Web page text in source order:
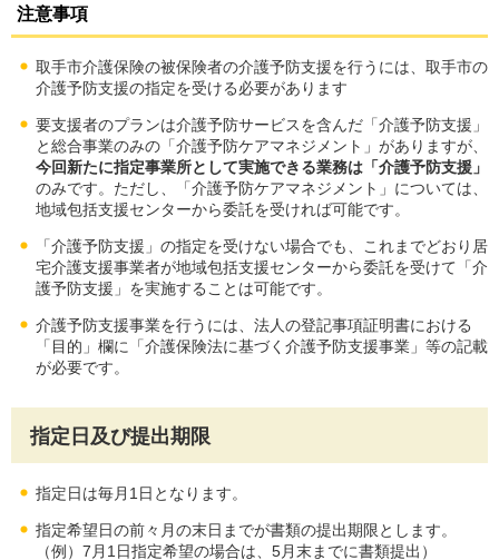
注意事項
取手市介護保険の被保険者の介護予防支援を行うには、取手市の
介護予防支援の指定を受ける必要があります
要支援者のプランは介護予防サービスを含んだ「介護予防支援」
と総合事業のみの「介護予防ケアマネジメント」がありますが、
今回新たに指定事業所として実施できる業務は「介護予防支援」
のみです。ただし、「介護予防ケアマネジメント」については、
地域包括支援センターから委託を受ければ可能です。
「介護予防支援」の指定を受けない場合でも、これまでどおり居
宅介護支援事業者が地域包括支援センターから委託を受けて「介
護予防支援」を実施することは可能です。
介護予防支援事業を行うには、法人の登記事項証明書における
「目的」欄に「介護保険法に基づく介護予防支援事業」等の記載
が必要です。
指定日及び提出期限
指定日は毎月1日となります。
指定希望日の前々月の末日までが書類の提出期限とします。
（例）7月1日指定希望の場合は、5月末までに書類提出）